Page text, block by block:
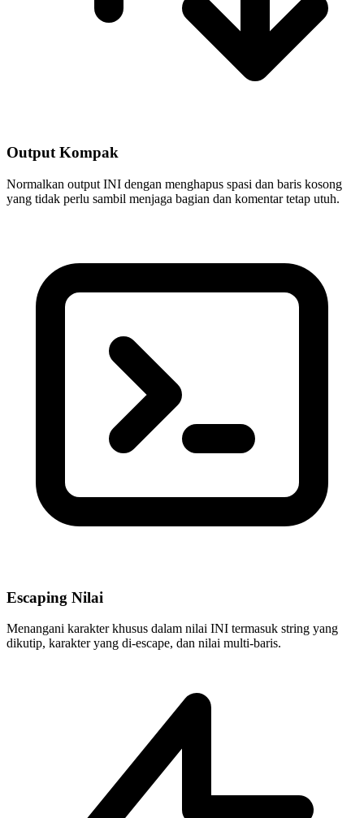
Output Kompak
Normalkan output INI dengan menghapus spasi dan baris kosong
yang tidak perlu sambil menjaga bagian dan komentar tetap utuh.
Escaping Nilai
Menangani karakter khusus dalam nilai INI termasuk string yang
dikutip, karakter yang di-escape, dan nilai multi-baris.